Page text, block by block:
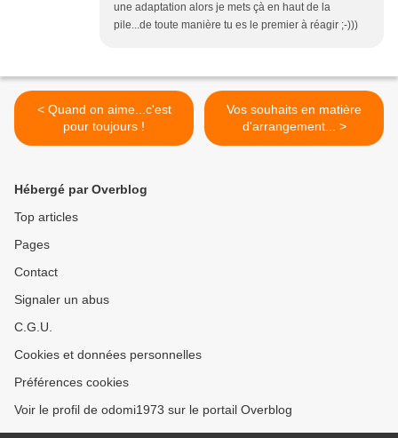
une adaptation alors je mets çà en haut de la
pile...de toute manière tu es le premier à réagir ;-)))
< Quand on aime...c'est
pour toujours !
Vos souhaits en matière
d'arrangement... >
Hébergé par Overblog
Top articles
Pages
Contact
Signaler un abus
C.G.U.
Cookies et données personnelles
Préférences cookies
Voir le profil de odomi1973 sur le portail Overblog